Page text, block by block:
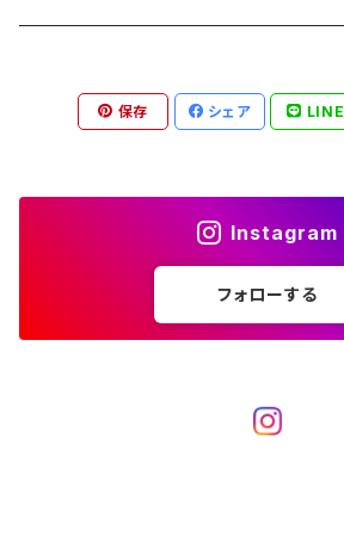
保存 シェア LINE
Instagram
フォローする